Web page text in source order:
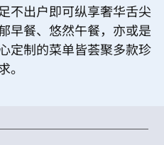
不出户即可纵享奢华舌尖
早餐、悠然午餐，亦或是
定制的菜单皆荟聚多款珍
。